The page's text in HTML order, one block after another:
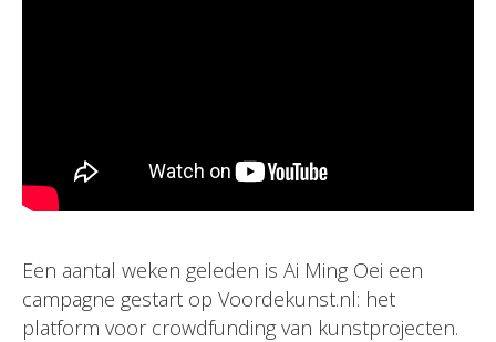
Een aantal weken geleden is Ai Ming Oei een
campagne gestart op Voordekunst.nl: het
platform voor crowdfunding van kunstprojecten.